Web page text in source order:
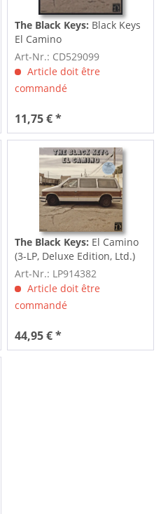
The Black Keys: Black Keys
El Camino
Art-Nr.: CD529099
Article doit être
commandé
11,75 € *
The Black Keys: El Camino
(3-LP, Deluxe Edition, Ltd.)
Art-Nr.: LP914382
Article doit être
commandé
44,95 € *